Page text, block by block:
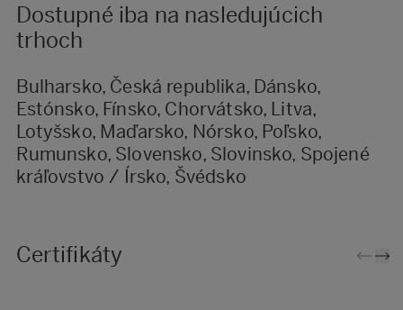
Dostupné iba na nasledujúcich
trhoch
Bulharsko, Česká republika, Dánsko,
Estónsko, Fínsko, Chorvátsko, Litva,
Lotyšsko, Maďarsko, Nórsko, Poľsko,
Rumunsko, Slovensko, Slovinsko, Spojené
kráľovstvo / Írsko, Švédsko
Certifikáty